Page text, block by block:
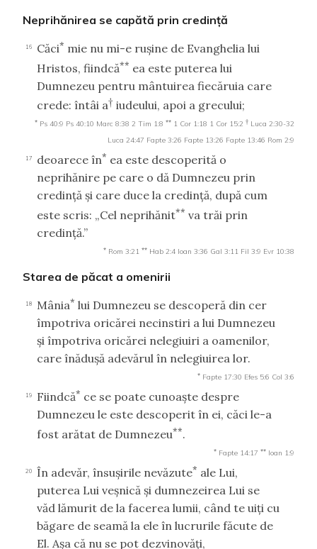
Neprihănirea se capătă prin credinţă
16 Căci* mie nu mi-e ruşine de Evanghelia lui
Hristos, fiindcă** ea este puterea lui
Dumnezeu pentru mântuirea fiecăruia care
crede: întâi a† iudeului, apoi a grecului;
* Ps 40:9 Ps 40:10 Marc 8:38 2 Tim 1:8 ** 1 Cor 1:18 1 Cor 15:2 † Luca 2:30-32
Luca 24:47 Fapte 3:26 Fapte 13:26 Fapte 13:46 Rom 2:9
17 deoarece în* ea este descoperită o
neprihănire pe care o dă Dumnezeu prin
credinţă şi care duce la credinţă, după cum
este scris: „Cel neprihănit** va trăi prin
credinţă.”
* Rom 3:21 ** Hab 2:4 Ioan 3:36 Gal 3:11 Fil 3:9 Evr 10:38
Starea de păcat a omenirii
18 Mânia* lui Dumnezeu se descoperă din cer
împotriva oricărei necinstiri a lui Dumnezeu
şi împotriva oricărei nelegiuiri a oamenilor,
care înăduşă adevărul în nelegiuirea lor.
* Fapte 17:30 Efes 5:6 Col 3:6
19 Fiindcă* ce se poate cunoaşte despre
Dumnezeu le este descoperit în ei, căci le-a
fost arătat de Dumnezeu**.
* Fapte 14:17 ** Ioan 1:9
20 În adevăr, însuşirile nevăzute* ale Lui,
puterea Lui veşnică şi dumnezeirea Lui se
văd lămurit de la facerea lumii, când te uiţi cu
băgare de seamă la ele în lucrurile făcute de
El. Aşa că nu se pot dezvinovăţi,